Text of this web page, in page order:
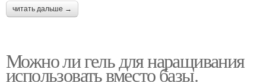
читать дальше →
Можно ли гель для наращивания
использовать вместо базы.